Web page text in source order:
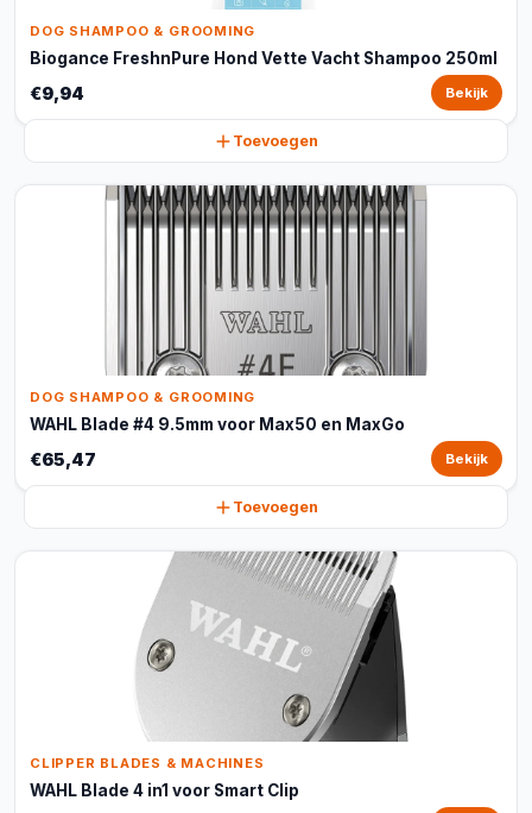
DOG SHAMPOO & GROOMING
Biogance FreshnPure Hond Vette Vacht Shampoo 250ml
€9,94 Bekijk
Toevoegen
DOG SHAMPOO & GROOMING
WAHL Blade #4 9.5mm voor Max50 en MaxGo
€65,47 Bekijk
Toevoegen
CLIPPER BLADES & MACHINES
WAHL Blade 4 in1 voor Smart Clip